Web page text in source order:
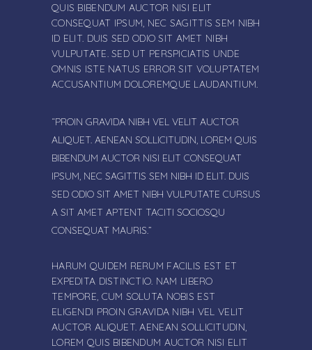
QUIS BIBENDUM AUCTOR NISI ELIT
CONSEQUAT IPSUM, NEC SAGITTIS SEM NIBH
ID ELIT. DUIS SED ODIO SIT AMET NIBH
VULPUTATE. SED UT PERSPICIATIS UNDE
OMNIS ISTE NATUS ERROR SIT VOLUPTATEM
ACCUSANTIUM DOLOREMQUE LAUDANTIUM.
“PROIN GRAVIDA NIBH VEL VELIT AUCTOR
ALIQUET. AENEAN SOLLICITUDIN, LOREM QUIS
BIBENDUM AUCTOR NISI ELIT CONSEQUAT
IPSUM, NEC SAGITTIS SEM NIBH ID ELIT. DUIS
SED ODIO SIT AMET NIBH VULPUTATE CURSUS
A SIT AMET APTENT TACITI SOCIOSQU
CONSEQUAT MAURIS.”
HARUM QUIDEM RERUM FACILIS EST ET
EXPEDITA DISTINCTIO. NAM LIBERO
TEMPORE, CUM SOLUTA NOBIS EST
ELIGENDI PROIN GRAVIDA NIBH VEL VELIT
AUCTOR ALIQUET. AENEAN SOLLICITUDIN,
LOREM QUIS BIBENDUM AUCTOR NISI ELIT